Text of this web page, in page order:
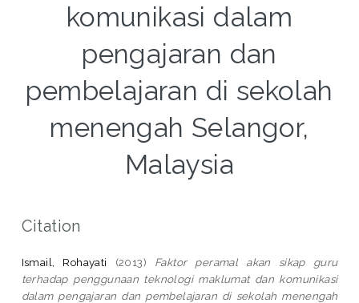
komunikasi dalam
pengajaran dan
pembelajaran di sekolah
menengah Selangor,
Malaysia
Citation
Ismail, Rohayati (2013) Faktor peramal akan sikap guru
terhadap penggunaan teknologi maklumat dan komunikasi
dalam pengajaran dan pembelajaran di sekolah menengah